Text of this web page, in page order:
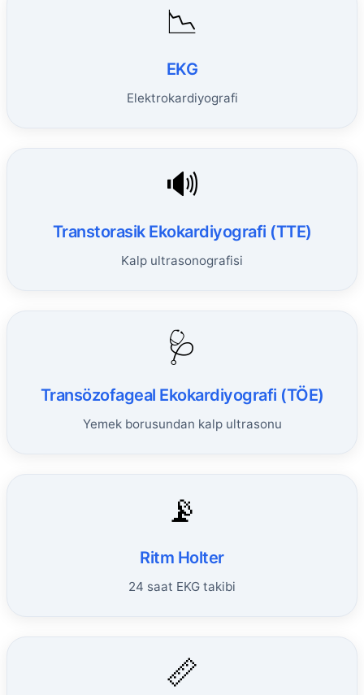
📉
EKG
Elektrokardiyografi
🔊
Transtorasik Ekokardiyografi (TTE)
Kalp ultrasonografisi
🩺
Transözofageal Ekokardiyografi (TÖE)
Yemek borusundan kalp ultrasonu
📡
Ritm Holter
24 saat EKG takibi
📏